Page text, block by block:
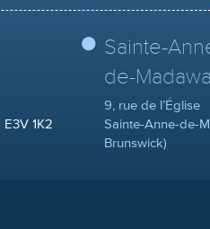
1K2
Sainte-
de-
9, rue de l’Église
Sainte-Anne-de-
Brunswick)